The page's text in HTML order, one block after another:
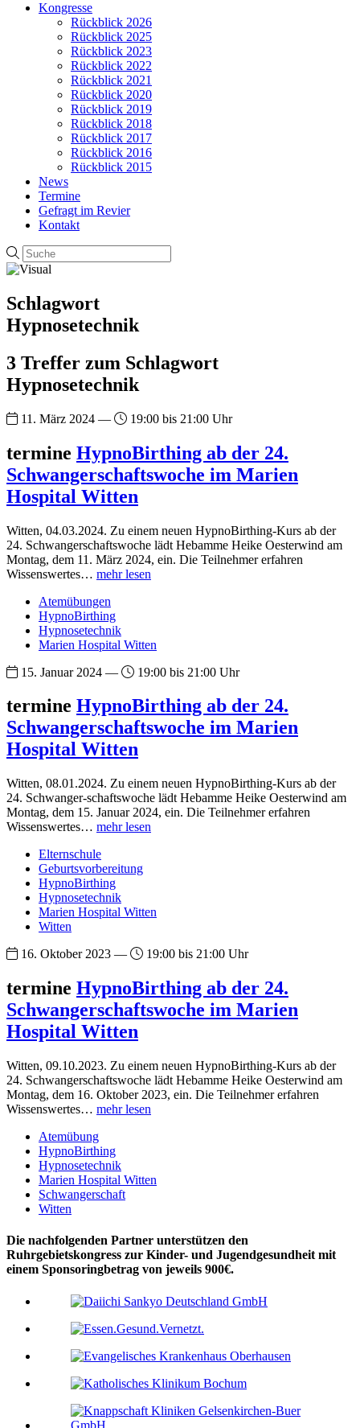
Kongresse
Rückblick 2026
Rückblick 2025
Rückblick 2023
Rückblick 2022
Rückblick 2021
Rückblick 2020
Rückblick 2019
Rückblick 2018
Rückblick 2017
Rückblick 2016
Rückblick 2015
News
Termine
Gefragt im Revier
Kontakt
Schlagwort
Hypnosetechnik
3 Treffer zum Schlagwort
Hypnosetechnik
11. März 2024 — 19:00 bis 21:00 Uhr
termine HypnoBirthing ab der 24.
Schwangerschaftswoche im Marien
Hospital Witten
Witten, 04.03.2024. Zu einem neuen HypnoBirthing-Kurs ab der
24. Schwangerschaftswoche lädt Hebamme Heike Oesterwind am
Montag, dem 11. März 2024, ein. Die Teilnehmer erfahren
Wissenswertes… mehr lesen
Atemübungen
HypnoBirthing
Hypnosetechnik
Marien Hospital Witten
15. Januar 2024 —
19:00 bis 21:00 Uhr
termine HypnoBirthing ab der 24.
Schwangerschaftswoche im Marien
Hospital Witten
Witten, 08.01.2024. Zu einem neuen HypnoBirthing-Kurs ab der
24. Schwanger-schaftswoche lädt Hebamme Heike Oesterwind am
Montag, dem 15. Januar 2024, ein. Die Teilnehmer erfahren
Wissenswertes… mehr lesen
Elternschule
Geburtsvorbereitung
HypnoBirthing
Hypnosetechnik
Marien Hospital Witten
Witten
16. Oktober 2023 —
19:00 bis 21:00 Uhr
termine HypnoBirthing ab der 24.
Schwangerschaftswoche im Marien
Hospital Witten
Witten, 09.10.2023. Zu einem neuen HypnoBirthing-Kurs ab der
24. Schwangerschaftswoche lädt Hebamme Heike Oesterwind am
Montag, dem 16. Oktober 2023, ein. Die Teilnehmer erfahren
Wissenswertes… mehr lesen
Atemübung
HypnoBirthing
Hypnosetechnik
Marien Hospital Witten
Schwangerschaft
Witten
Die nachfolgenden Partner unterstützen den
Ruhrgebietskongress zur Kinder- und Jugendgesundheit mit
einem Sponsoringbetrag von jeweils 900€.